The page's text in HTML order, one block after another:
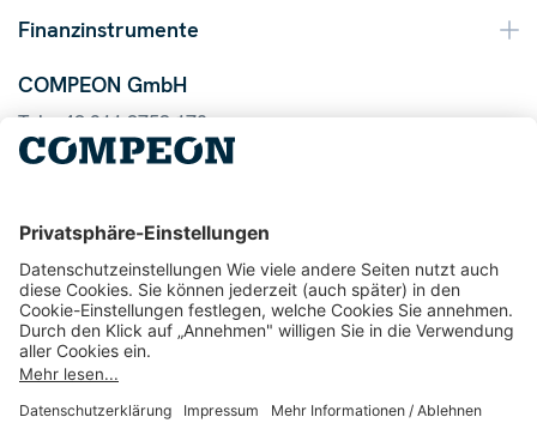
Finanzinstrumente
COMPEON GmbH
Tel. +49 211 9753 170
Mail info@compeon.de